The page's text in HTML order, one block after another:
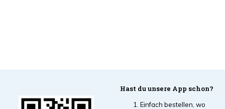
Hast du unsere App schon?
Einfach bestellen, wo